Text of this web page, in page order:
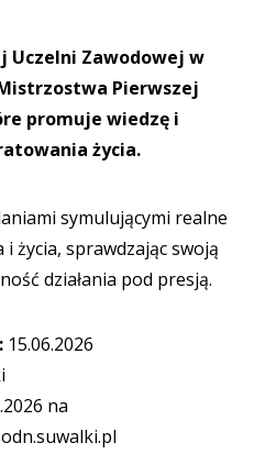
Uczelni Zawodowej w
Pierwszej
promuje wiedzę i
życia.
symulującymi realne
życia, sprawdzając swoją
działania pod presją.
15.06.2026
na